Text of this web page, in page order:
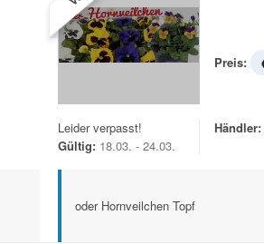
Preis:
Leider verpasst!
Gültig: 18.03. - 24.03.
Händler:
oder Hornveilchen Topf